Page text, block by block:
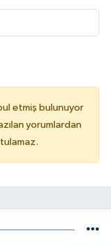
etmiş bulunuyor
yorumlardan